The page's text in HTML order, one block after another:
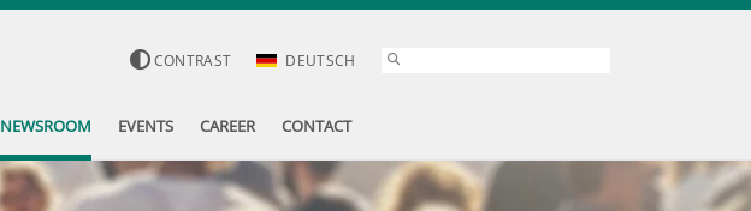
CONTRAST DEUTSCH
NEWSROOM EVENTS CAREER CONTACT